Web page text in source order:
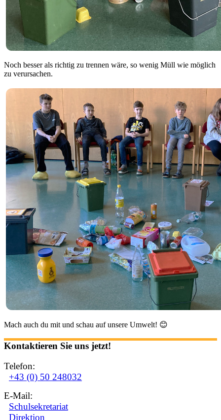
Noch besser als richtig zu trennen wäre, so wenig Müll wie möglich
zu verursachen.
Mach auch du mit und schau auf unsere Umwelt! 😊
Kontaktieren Sie uns jetzt!
Telefon:
+43 (0) 50 248032
E-Mail:
Schulsekretariat
Direktion